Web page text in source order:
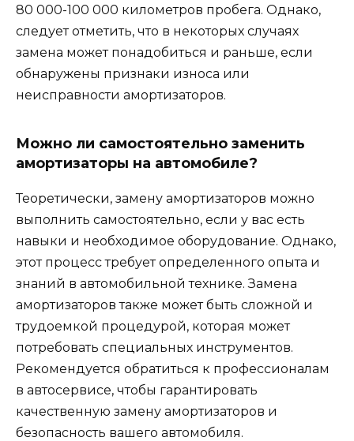
80 000-100 000 километров пробега. Однако,
следует отметить, что в некоторых случаях
замена может понадобиться и раньше, если
обнаружены признаки износа или
неисправности амортизаторов.
Можно ли самостоятельно заменить
амортизаторы на автомобиле?
Теоретически, замену амортизаторов можно
выполнить самостоятельно, если у вас есть
навыки и необходимое оборудование. Однако,
этот процесс требует определенного опыта и
знаний в автомобильной технике. Замена
амортизаторов также может быть сложной и
трудоемкой процедурой, которая может
потребовать специальных инструментов.
Рекомендуется обратиться к профессионалам
в автосервисе, чтобы гарантировать
качественную замену амортизаторов и
безопасность вашего автомобиля.